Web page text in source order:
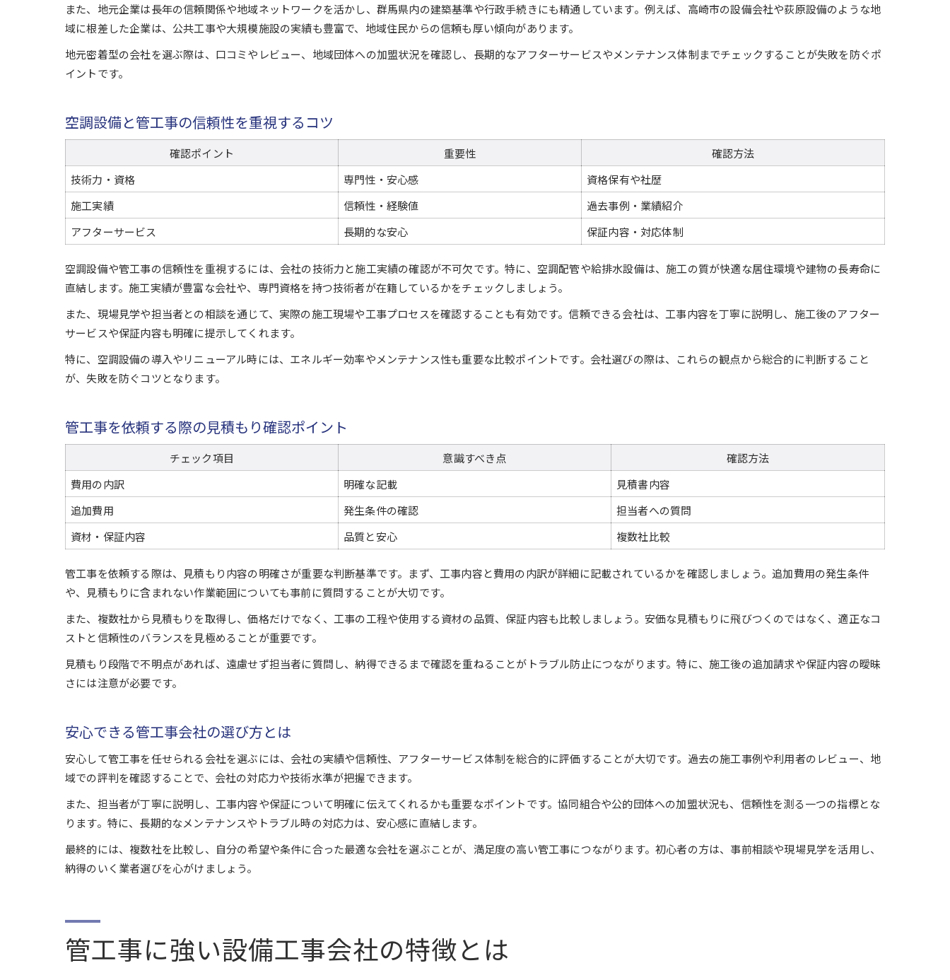
設備工事会社の選定で失敗しない方法
丁寧な施工で評価される管工事の実際
管工事の品質を見極めるための方法
空調・給排水設備工事の施工評価ポイント
また、地元企業は長年の信頼関係や地域ネットワークを活かし、群馬県内の建築基準や行政手続きにも精通しています。例えば、高崎市の設備会社や荻原設備のような地
域に根差した企業は、公共工事や大規模施設の実績も豊富で、地域住民からの信頼も厚い傾向があります。
地元密着型の会社を選ぶ際は、口コミやレビュー、地域団体への加盟状況を確認し、長期的なアフターサービスやメンテナンス体制までチェックすることが失敗を防ぐポ
イントです。
空調設備と管工事の信頼性を重視するコツ
確認ポイント 重要性
確認方法
技術力・資格
専門性・安心感
資格保有や社歴
施工実績
信頼性・経験値
過去事例・業績紹介
アフターサービス
長期的な安心 保証内容・対応体制
空調設備や管工事の信頼性を重視するには、会社の技術力と施工実績の確認が不可欠です。特に、空調配管や給排水設備は、施工の質が快適な居住環境や建物の長寿命に
直結します。施工実績が豊富な会社や、専門資格を持つ技術者が在籍しているかをチェックしましょう。
また、現場見学や担当者との相談を通じて、実際の施工現場や工事プロセスを確認することも有効です。信頼できる会社は、工事内容を丁寧に説明し、施工後のアフター
サービスや保証内容も明確に提示してくれます。
特に、空調設備の導入やリニューアル時には、エネルギー効率やメンテナンス性も重要な比較ポイントです。会社選びの際は、これらの観点から総合的に判断すること
が、失敗を防ぐコツとなります。
管工事を依頼する際の見積もり確認ポイント
チェック項目 意識すべき点
確認方法
費用の内訳
明確な記載
見積書内容
追加費用
発生条件の確認
担当者への質問
資材・保証内容
品質と安心 複数社比較
管工事を依頼する際は、見積もり内容の明確さが重要な判断基準です。まず、工事内容と費用の内訳が詳細に記載されているかを確認しましょう。追加費用の発生条件
や、見積もりに含まれない作業範囲についても事前に質問することが大切です。
また、複数社から見積もりを取得し、価格だけでなく、工事の工程や使用する資材の品質、保証内容も比較しましょう。安価な見積もりに飛びつくのではなく、適正なコ
ストと信頼性のバランスを見極めることが重要です。
見積もり段階で不明点があれば、遠慮せず担当者に質問し、納得できるまで確認を重ねることがトラブル防止につながります。特に、施工後の追加請求や保証内容の曖昧
さには注意が必要です。
安心できる管工事会社の選び方とは
安心して管工事を任せられる会社を選ぶには、会社の実績や信頼性、アフターサービス体制を総合的に評価することが大切です。過去の施工事例や利用者のレビュー、地
域での評判を確認することで、会社の対応力や技術水準が把握できます。
また、担当者が丁寧に説明し、工事内容や保証について明確に伝えてくれるかも重要なポイントです。協同組合や公的団体への加盟状況も、信頼性を測る一つの指標とな
ります。特に、長期的なメンテナンスやトラブル時の対応力は、安心感に直結します。
最終的には、複数社を比較し、自分の希望や条件に合った最適な会社を選ぶことが、満足度の高い管工事につながります。初心者の方は、事前相談や現場見学を活用し、
納得のいく業者選びを心がけましょう。
管工事に強い設備工事会社の特徴とは
お問い合わせ・ご相談はこちら
お問い合わせ・ご相談はこちら